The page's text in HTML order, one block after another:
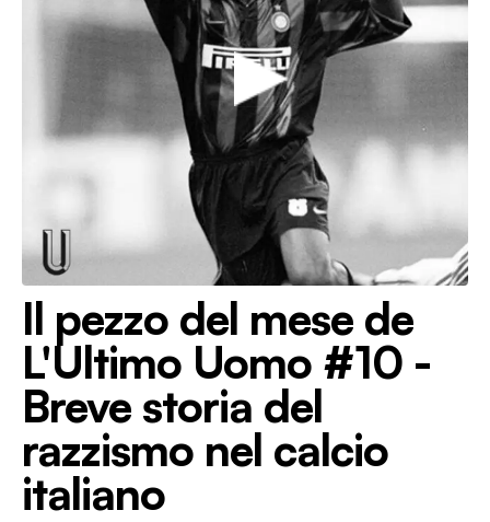
Il pezzo del mese de
L'Ultimo Uomo #10 -
Breve storia del
razzismo nel calcio
italiano